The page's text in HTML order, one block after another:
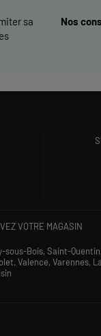
sa
Nos
VOTRE MAGASIN
sous-Bois,Saint-Quentin,
Valence,Varennes,